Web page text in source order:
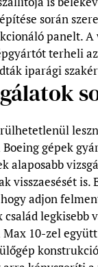
során
panelt. A
terheli
iparági
gépek
alaposabb
visszaesését is.
adjon
legkisebb
10-zel